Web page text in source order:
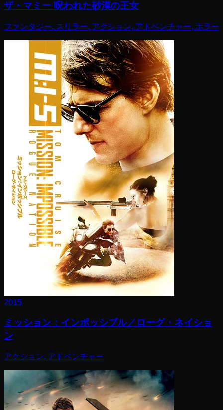
ザ・マミー 呪われた砂漠の王女
ファンタジー, スリラー, アクション, アドベンチャー, ホラー
2015
ミッション：インポッシブル／ローグ・ネイショ
ン
アクション, アドベンチャー